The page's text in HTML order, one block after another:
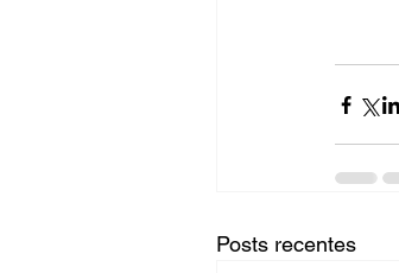
Posts recentes